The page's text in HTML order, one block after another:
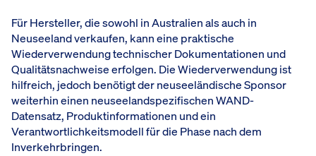
Für Hersteller, die sowohl in Australien als auch in
Neuseeland verkaufen, kann eine praktische
Wiederverwendung technischer Dokumentationen und
Qualitätsnachweise erfolgen. Die Wiederverwendung ist
hilfreich, jedoch benötigt der neuseeländische Sponsor
weiterhin einen neuseelandspezifischen WAND-
Datensatz, Produktinformationen und ein
Verantwortlichkeitsmodell für die Phase nach dem
Inverkehrbringen.